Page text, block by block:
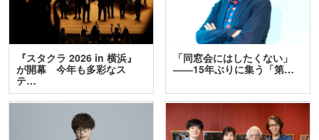
『スタクラ 2026 in 横浜』
が開幕 今年も多彩なス
テ…
「同窓会にはしたくない」
――15年ぶりに集う「第…